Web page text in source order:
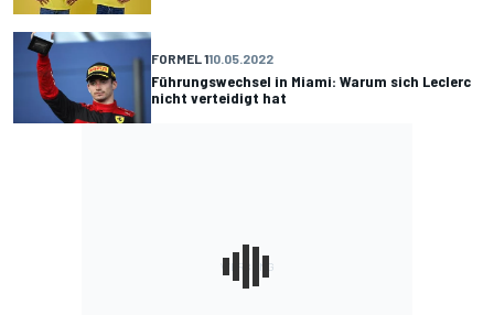
FORMEL 110.05.2022
Führungswechsel in Miami: Warum sich Leclerc
nicht verteidigt hat